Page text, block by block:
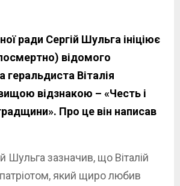
ради Сергій Шульга ініціює
відомого
геральдиста Віталія
відзнакою – «Честь і
Про це він написав
Шульга зазначив, що Віталій
який щиро любив